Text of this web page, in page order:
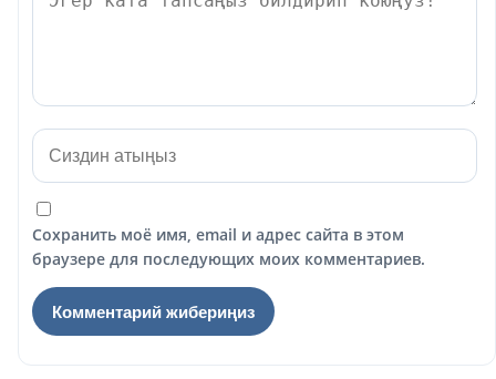
Сохранить моё имя, email и адрес сайта в этом
браузере для последующих моих комментариев.